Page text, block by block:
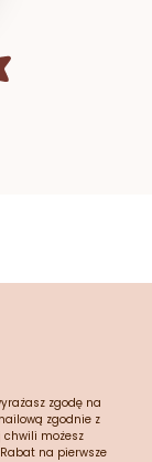
zgodę na
zgodnie z
chwili możesz
na pierwsze